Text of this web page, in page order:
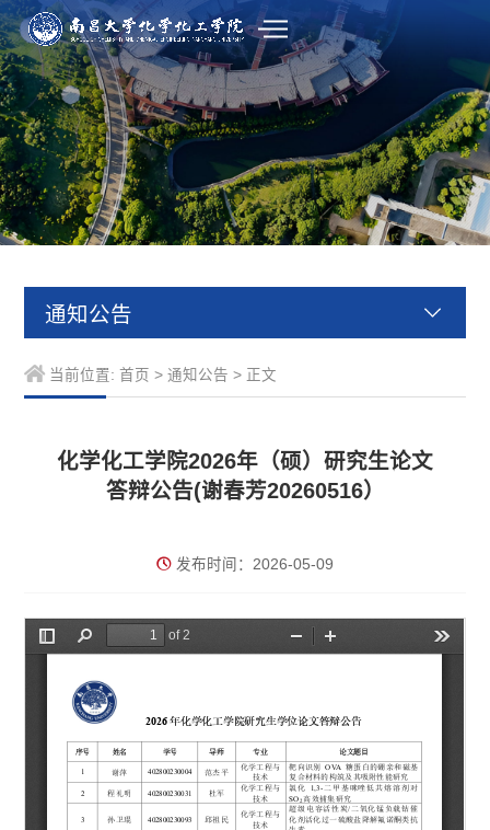
通知公告
当前位置: 首页 > 通知公告 > 正文
化学化工学院2026年（硕）研究生论文
答辩公告(谢春芳20260516）
发布时间：2026-05-09